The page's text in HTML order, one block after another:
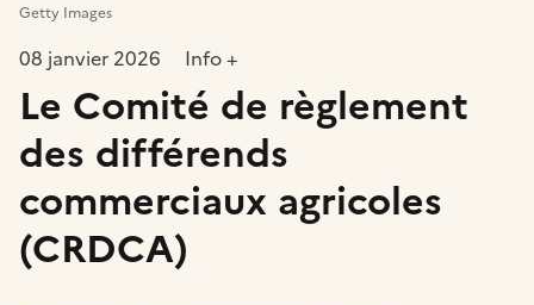
Getty Images
08 janvier 2026 Info +
Le Comité de règlement
des différends
commerciaux agricoles
(CRDCA)